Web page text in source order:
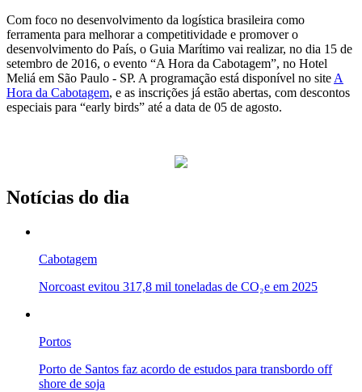
Com foco no desenvolvimento da logística brasileira como
ferramenta para melhorar a competitividade e promover o
desenvolvimento do País, o Guia Marítimo vai realizar, no dia 15 de
setembro de 2016, o evento “A Hora da Cabotagem”, no Hotel
Meliá em São Paulo - SP. A programação está disponível no site A
Hora da Cabotagem, e as inscrições já estão abertas, com descontos
especiais para “early birds” até a data de 05 de agosto.
Notícias do dia
Cabotagem
Norcoast evitou 317,8 mil toneladas de CO₂e em 2025
Portos
Porto de Santos faz acordo de estudos para transbordo off
shore de soja